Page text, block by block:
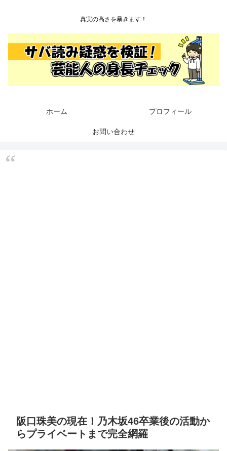
真実の高さを暴きます！
ホーム プロフィール
お問い合わせ
阪口珠美の現在！乃木坂46卒業後の活動か
らプライベートまで完全網羅